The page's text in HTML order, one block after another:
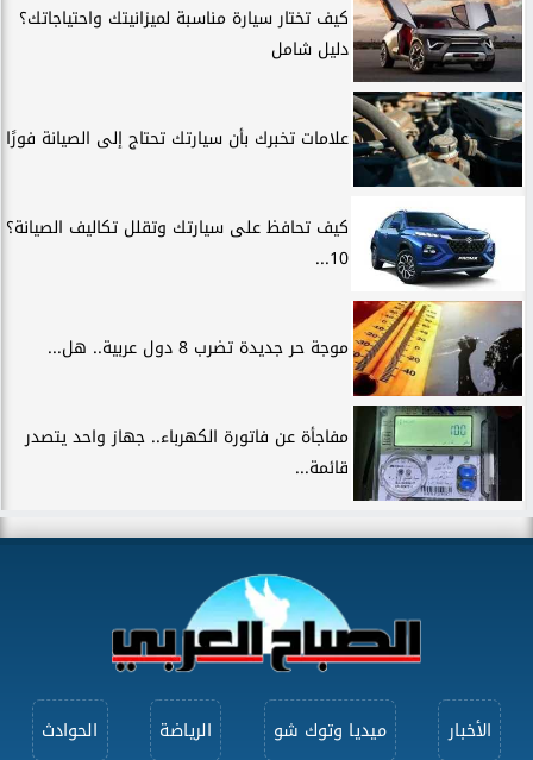
كيف تختار سيارة مناسبة لميزانيتك واحتياجاتك؟
دليل شامل
علامات تخبرك بأن سيارتك تحتاج إلى الصيانة فورًا
كيف تحافظ على سيارتك وتقلل تكاليف الصيانة؟
10...
موجة حر جديدة تضرب 8 دول عربية.. هل...
مفاجأة عن فاتورة الكهرباء.. جهاز واحد يتصدر
قائمة...
الأخبار ميديا وتوك شو الرياضة الحوادث